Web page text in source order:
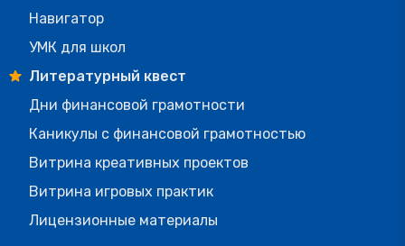
Навигатор
УМК для школ
Литературный квест
Дни финансовой грамотности
Каникулы с финансовой грамотностью
Витрина креативных проектов
Витрина игровых практик
Лицензионные материалы